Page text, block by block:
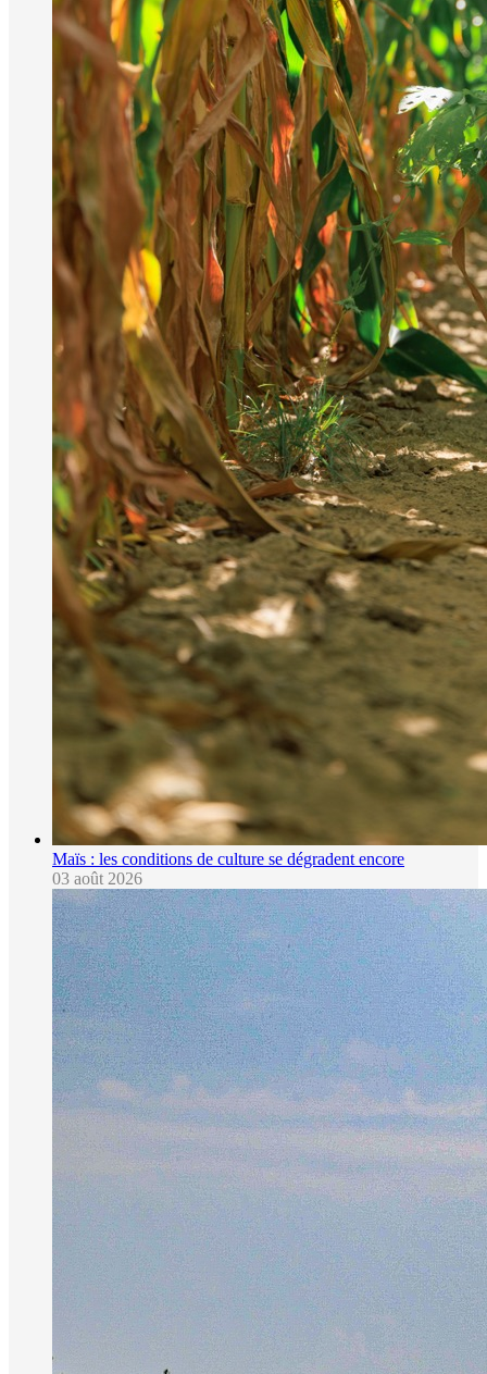
Maïs : les conditions de culture se dégradent encore
03 août 2026